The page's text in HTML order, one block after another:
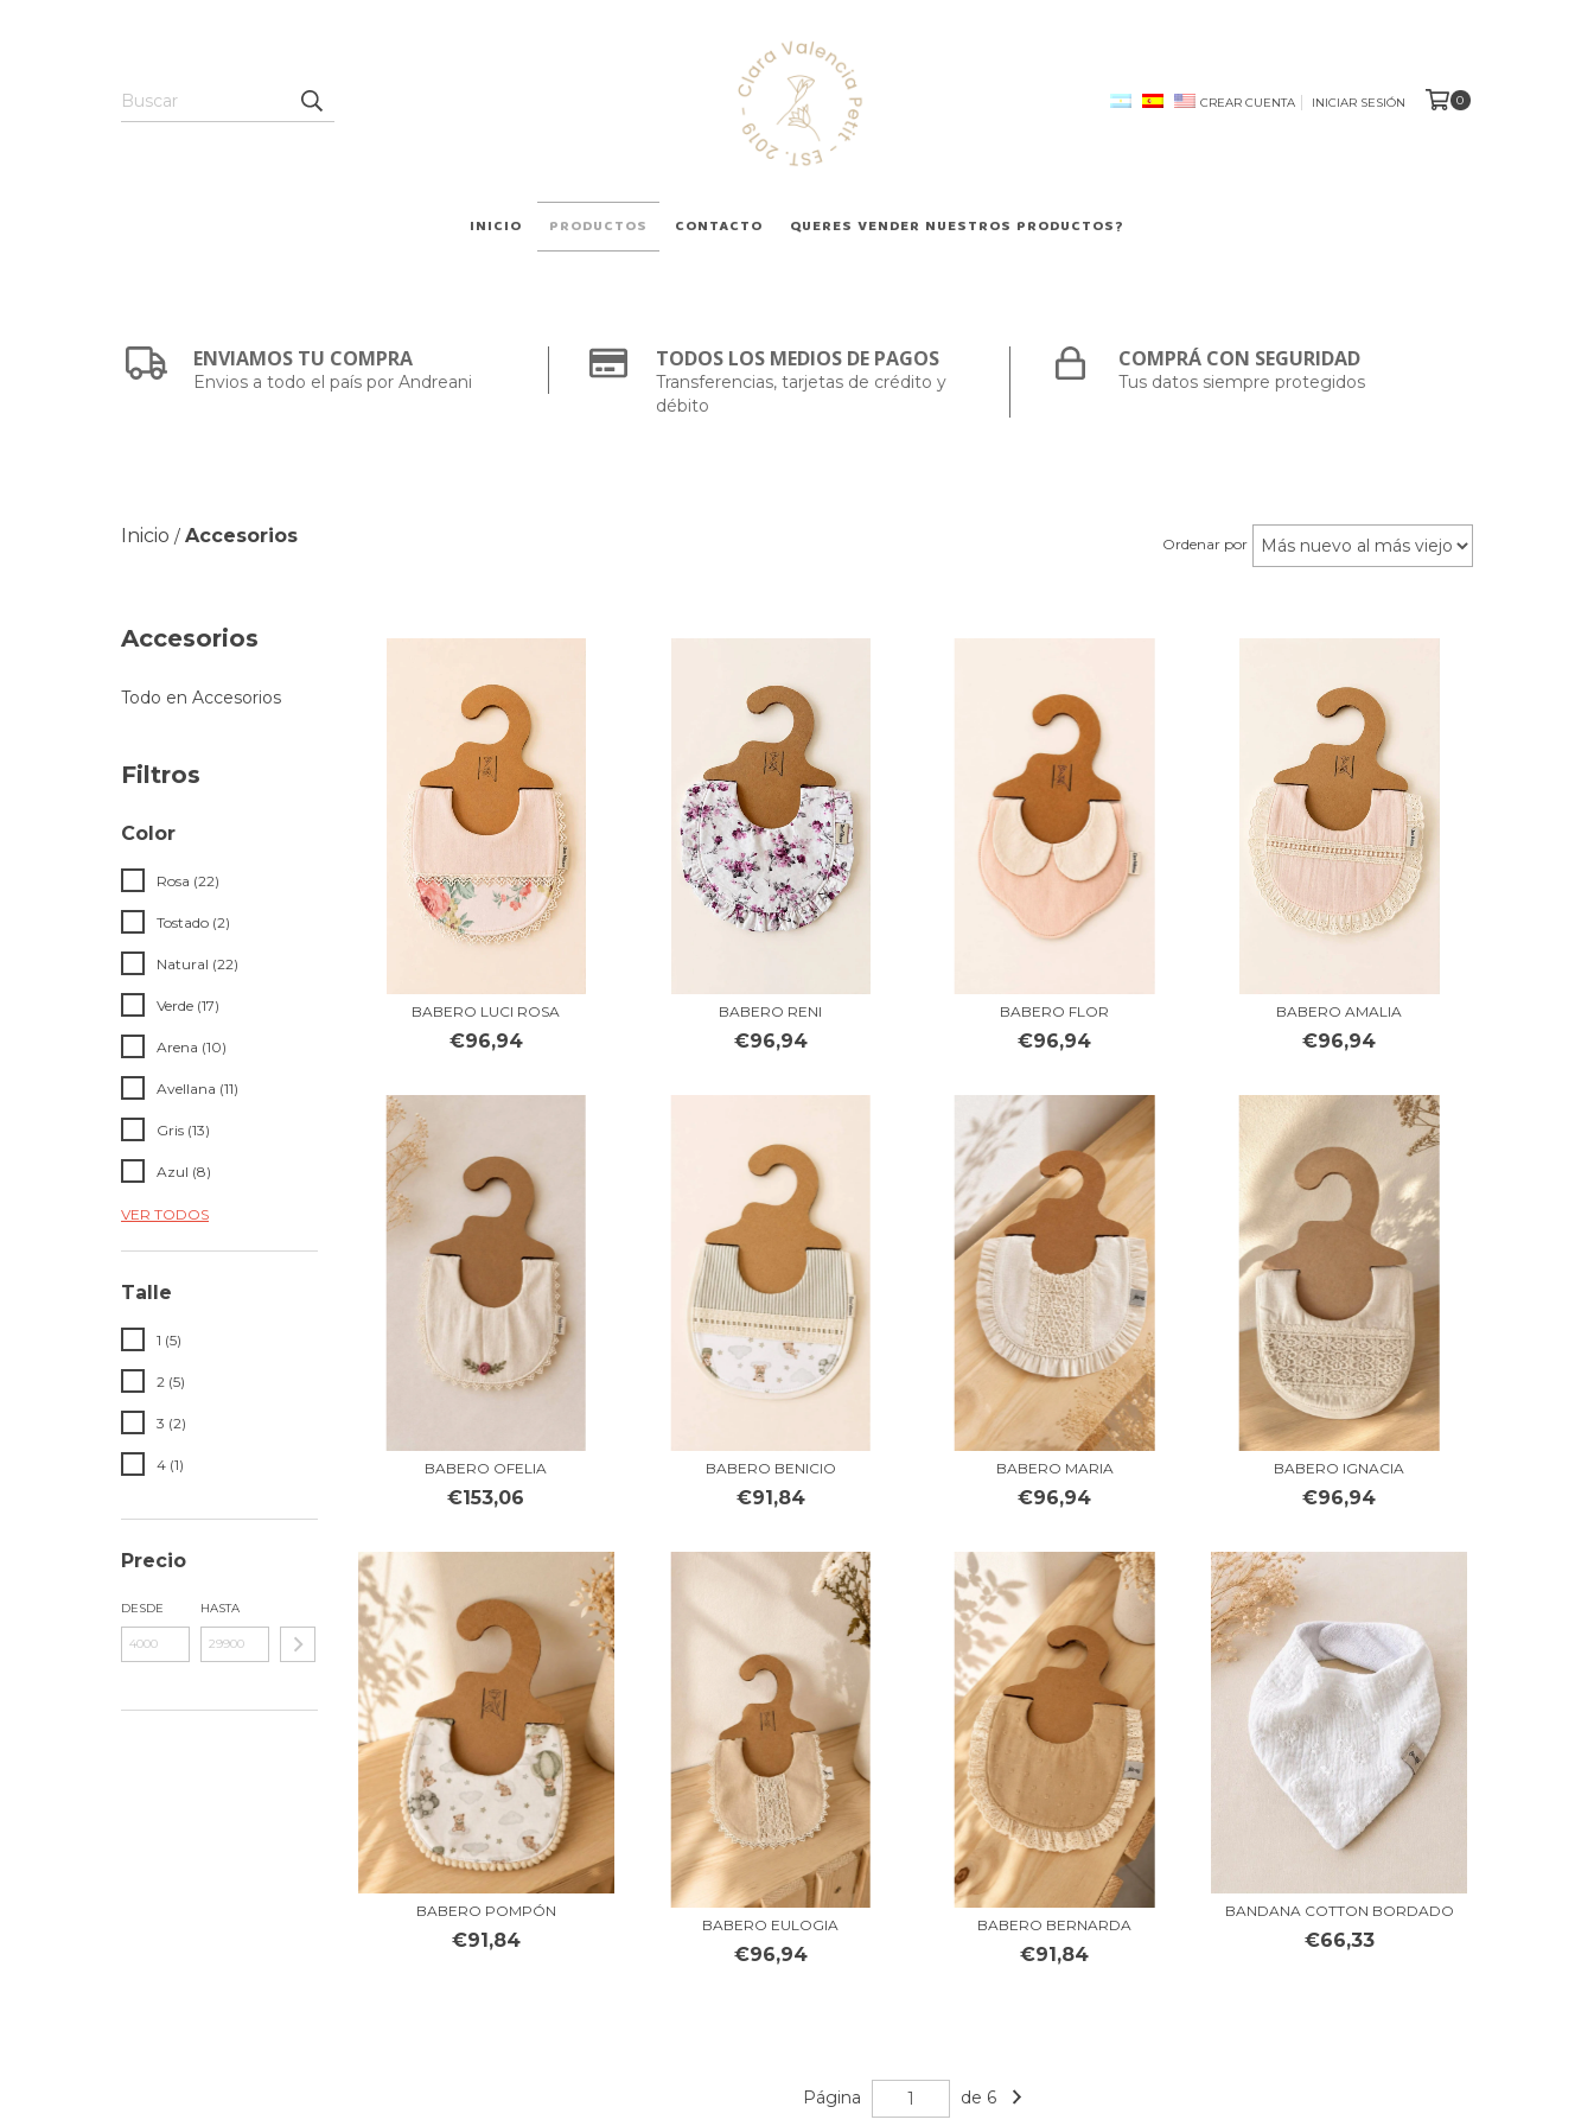
CREAR CUENTA INICIAR SESIÓN 0
INICIO PRODUCTOS CONTACTO QUERES VENDER NUESTROS PRODUCTOS?
ENVIAMOS TU COMPRA
Envios a todo el país por Andreani
TODOS LOS MEDIOS DE PAGOS
Transferencias, tarjetas de crédito y
débito
COMPRÁ CON SEGURIDAD
Tus datos siempre protegidos
Inicio / Accesorios Ordenar por
Accesorios
Todo en Accesorios
Filtros
Color
Rosa (22)
Tostado (2)
Natural (22)
Verde (17)
Arena (10)
Avellana (11)
Gris (13)
Azul (8)
VER TODOS
Talle
1 (5)
2 (5)
3 (2)
4 (1)
Precio
DESDE HASTA
BABERO LUCI ROSA
€96,94
BABERO RENI
€96,94
BABERO FLOR
€96,94
BABERO AMALIA
€96,94
BABERO OFELIA
€153,06
BABERO BENICIO
€91,84
BABERO MARIA
€96,94
BABERO IGNACIA
€96,94
BABERO POMPÓN
€91,84
BABERO EULOGIA
€96,94
BABERO BERNARDA
€91,84
BANDANA COTTON BORDADO
€66,33
Página de 6